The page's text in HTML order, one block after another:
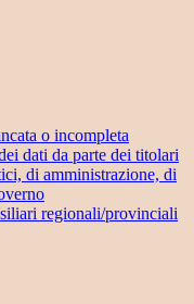
o incompleta
dati da parte dei titolari
di amministrazione, di
regionali/provinciali